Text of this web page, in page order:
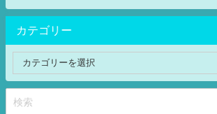
カテゴリー